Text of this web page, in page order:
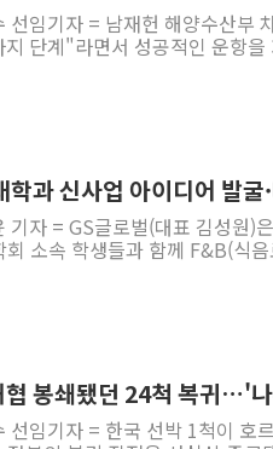
선임기자 = 남재헌 해양수산부
단계"라면서 성공적인 운항
과 신사업 아이디어 발굴
자 = GS글로벌(대표 김성원)
소속 학생들과 함께 F&B(식
봉쇄됐던 24척 복귀…'
선임기자 = 한국 선박 1척이 호